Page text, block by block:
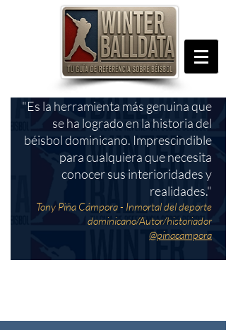
"Es la herramienta más genuina que
se ha logrado en la historia del
béisbol dominicano. Imprescindible
para cualquiera que necesita
conocer sus interioridades y
realidades."
Tony Piña Cámpora - Inmortal del deporte
dominicano/Autor/historiador
@pinacampora